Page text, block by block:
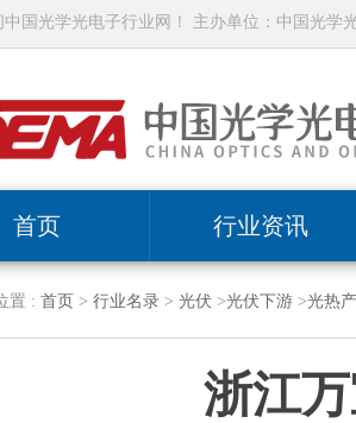
中国光学光电子行业网！ 主办单位：中国光学
首页 行业资讯
置 : 首页 > 行业名录> 光伏 >光伏下游>光热
浙江